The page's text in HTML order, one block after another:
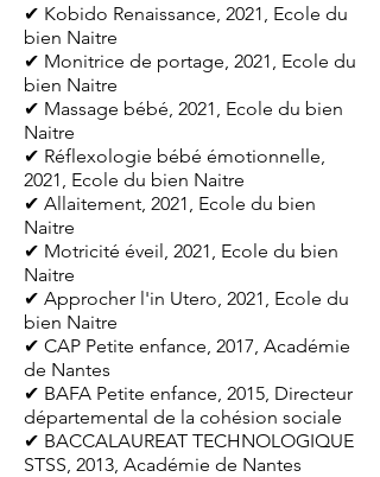
✔ Kobido Renaissance, 2021, Ecole du
bien Naitre
✔ Monitrice de portage, 2021, Ecole du
bien Naitre
✔ Massage bébé, 2021, Ecole du bien
Naitre
✔ Réflexologie bébé émotionnelle,
2021, Ecole du bien Naitre
✔ Allaitement, 2021, Ecole du bien
Naitre
✔ Motricité éveil, 2021, Ecole du bien
Naitre
✔ Approcher l'in Utero, 2021, Ecole du
bien Naitre
✔ CAP Petite enfance, 2017, Académie
de Nantes
✔ BAFA Petite enfance, 2015, Directeur
départemental de la cohésion sociale
✔ BACCALAUREAT TECHNOLOGIQUE
STSS, 2013, Académie de Nantes